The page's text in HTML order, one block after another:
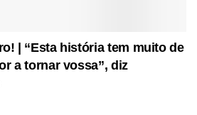
| “Esta história tem muito de
a tornar vossa”, diz